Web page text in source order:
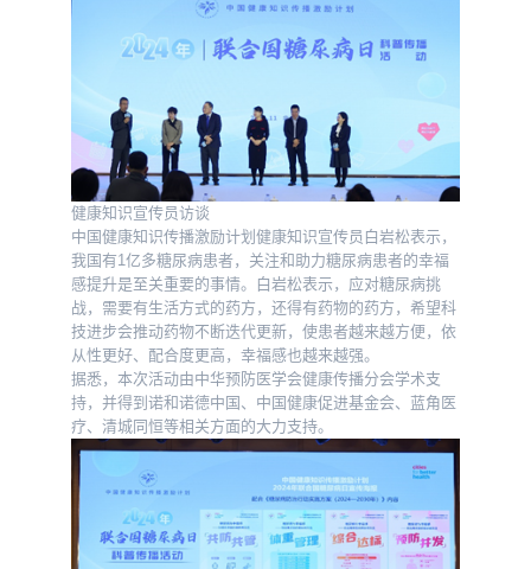
健康知识宣传员访谈
中国健康知识传播激励计划健康知识宣传员白岩松表示，
我国有1亿多糖尿病患者，关注和助力糖尿病患者的幸福
感提升是至关重要的事情。白岩松表示，应对糖尿病挑
战，需要有生活方式的药方，还得有药物的药方，希望科
技进步会推动药物不断迭代更新，使患者越来越方便，依
从性更好、配合度更高，幸福感也越来越强。
据悉，本次活动由中华预防医学会健康传播分会学术支
持，并得到诺和诺德中国、中国健康促进基金会、蓝角医
疗、清城同恒等相关方面的大力支持。